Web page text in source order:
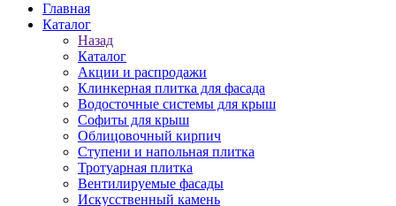
Главная
Каталог
Назад
Каталог
Акции и распродажи
Клинкерная плитка для фасада
Водосточные системы для крыш
Софиты для крыш
Облицовочный кирпич
Ступени и напольная плитка
Тротуарная плитка
Вентилируемые фасады
Искусственный камень